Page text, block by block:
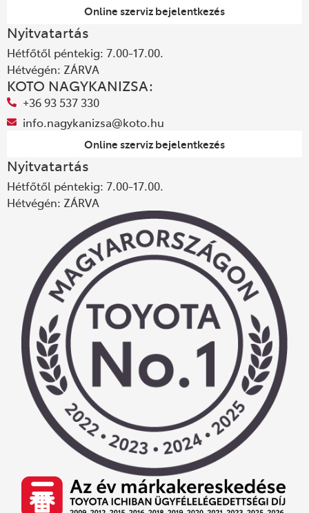
Online szerviz bejelentkezés
Nyitvatartás
Hétfőtől péntekig: 7.00-17.00.
Hétvégén: ZÁRVA
KOTO NAGYKANIZSA:
+36 93 537 330
info.nagykanizsa@koto.hu
Online szerviz bejelentkezés
Nyitvatartás
Hétfőtől péntekig: 7.00-17.00.
Hétvégén: ZÁRVA